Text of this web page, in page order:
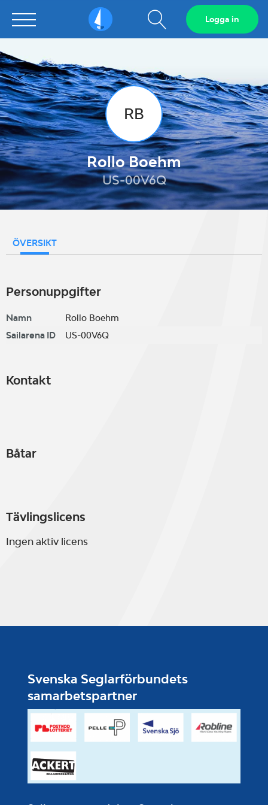
Sailarena Visa
sökfält
Logga in
RB
Rollo Boehm
US-00V6Q
ÖVERSIKT
Personuppgifter
Namn
Rollo Boehm
Sailarena ID
US-00V6Q
Kontakt
Båtar
Tävlingslicens
Ingen aktiv licens
Svenska Seglarförbundets
samarbetspartner